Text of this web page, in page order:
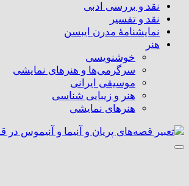
نقد و بررسی ادبی
نقد و تفسیر
نمایشنامۀ مدرن ایبسن
هنر
خوشنویسی
سرگرمی‌ها و هنرهای نمایشی
موسیقی ایرانی
هنر و زیبایی شناسی
هنر‌های نمایشی